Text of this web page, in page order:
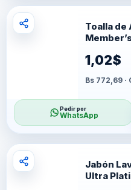
Toalla de
1,02$
Bs 772,69 ·
Pedir por
WhatsApp
Jabón
Ultra